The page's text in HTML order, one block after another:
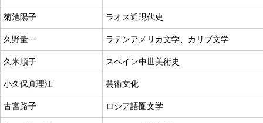
菊池陽子 ラオス近現代史
久野量一 ラテンアメリカ文学、カリブ文学
久米順子 スペイン中世美術史
小久保真理江 芸術文化
古宮路子 ロシア語圏文学